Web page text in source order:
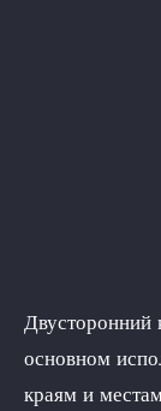
Двусторонний
основном
краям и